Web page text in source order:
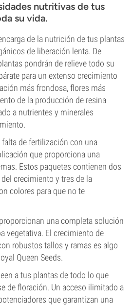
nutritivas de tus
su vida.
de la nutrición de tus plantas
de liberación lenta. De
pondrán de relieve todo su
para un extenso crecimiento
más frondosa, flores más
de la producción de resina
a nutrientes y minerales
de fertilización con una
que proporciona una
Estos paquetes contienen dos
crecimiento y tres de la
colores para que no te
una completa solución
vegetativa. El crecimiento de
robustos tallos y ramas es algo
Queen Seeds.
a tus plantas de todo lo que
de floración. Un acceso ilimitado a
que garantizan una